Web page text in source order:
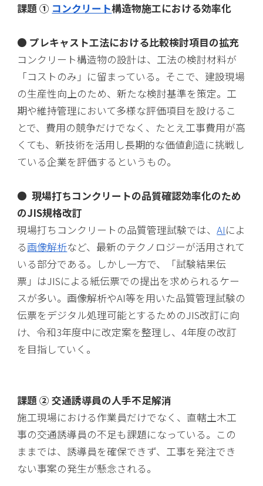
課題 ① コンクリート構造物施工における効率化
● プレキャスト工法における比較検討項目の拡充
コンクリート構造物の設計は、工法の検討材料が
「コストのみ」に留まっている。そこで、建設現場
の生産性向上のため、新たな検討基準を策定。工
期や維持管理において多様な評価項目を設けるこ
とで、費用の競争だけでなく、たとえ工事費用が高
くても、新技術を活用し長期的な価値創造に挑戦し
ている企業を評価するというもの。
● 現場打ちコンクリートの品質確認効率化のため
のJIS規格改訂
現場打ちコンクリートの品質管理試験では、AIによ
る画像解析など、最新のテクノロジーが活用されて
いる部分である。しかし一方で、「試験結果伝
票」はJISによる紙伝票での提出を求められるケー
スが多い。画像解析やAI等を用いた品質管理試験の
伝票をデジタル処理可能とするためのJIS改訂に向
け、令和3年度中に改定案を整理し、4年度の改訂
を目指していく。
課題 ② 交通誘導員の人手不足解消
施工現場における作業員だけでなく、直轄土木工
事の交通誘導員の不足も課題になっている。この
ままでは、誘導員を確保できず、工事を発注でき
ない事案の発生が懸念される。